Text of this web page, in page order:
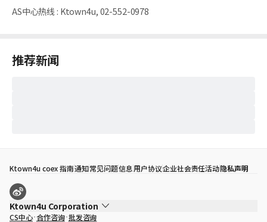
AS中心热线 : Ktown4u, 02-552-0978
推荐新闻
Ktown4u coex 指南通知常见问题信息用户协议企业社会责任活动隐私声明
Ktown4u Corporation
CS中心 合作咨询 批发咨询